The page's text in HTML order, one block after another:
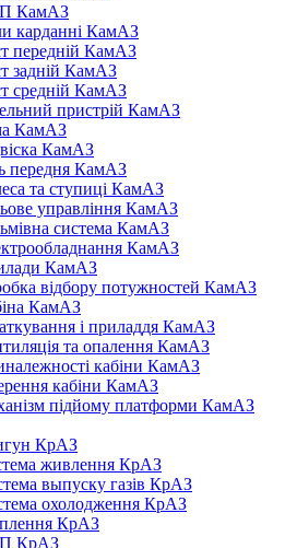
КамАЗ
карданні КамАЗ
передній КамАЗ
задній КамАЗ
средній КамАЗ
пристрій КамАЗ
КамАЗ
КамАЗ
передня КамАЗ
та ступиці КамАЗ
управління КамАЗ
система КамАЗ
КамАЗ
КамАЗ
відбору потужностей КамАЗ
КамАЗ
і приладдя КамАЗ
та опалення КамАЗ
кабіни КамАЗ
кабіни КамАЗ
підйому платформи КамАЗ
КрАЗ
живлення КрАЗ
выпуску газів КрАЗ
охолодження КрАЗ
КрАЗ
КрАЗ